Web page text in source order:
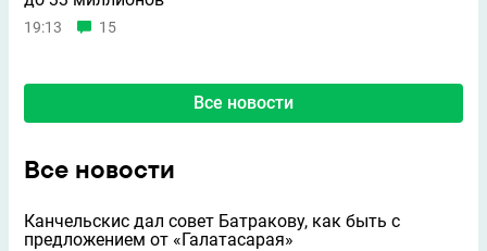
19:13 15
Все новости
Все новости
Канчельскис дал совет Батракову, как быть с
предложением от «Галатасарая»